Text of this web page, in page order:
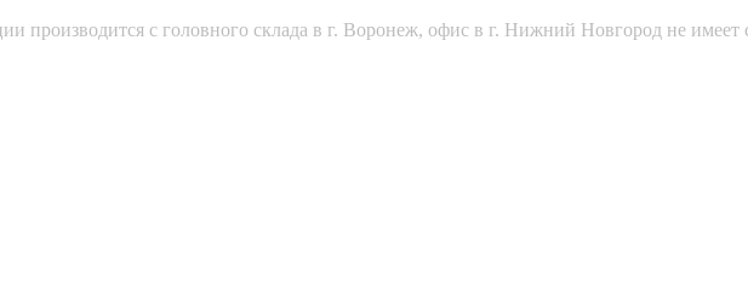
производится с головного склада в г. Воронеж, офис в г. Нижний Новгород не имеет